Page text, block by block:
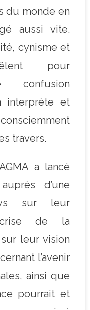
du monde en
aussi vite.
cynisme et
pour
interprète et
travers.
a lancé
d’une
sur leur
de la
leur vision
l’avenir
ainsi que
pourrait et